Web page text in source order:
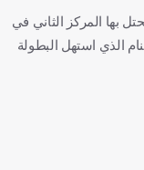
السعودي إلى 3 نقاط، يحتل بها المركز الثاني في
الذي استهل البطولة